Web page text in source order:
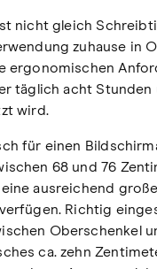
nicht gleich
zuhause in
ergonomischen
täglich acht Stunden
wird.
für einen
68 und 76
ausreichend
Richtig
Oberschenkel
ca. zehn